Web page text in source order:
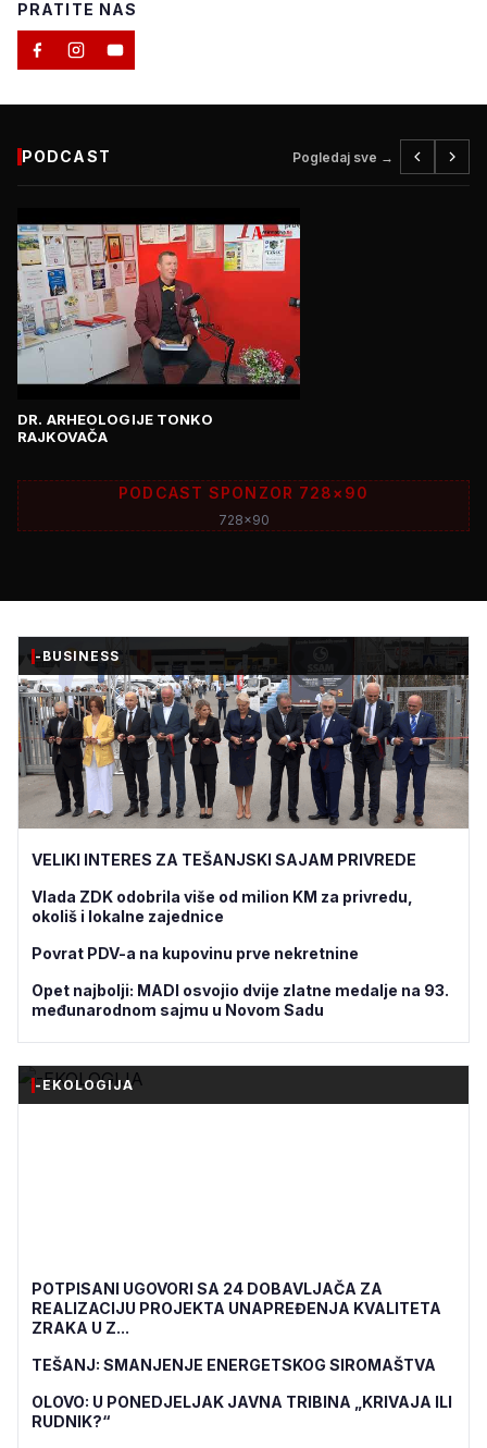
PRATITE NAS
PODCAST Pogledaj sve →
DR. ARHEOLOGIJE TONKO
RAJKOVAČA
PODCAST SPONZOR 728×90
728x90
-BUSINESS
VELIKI INTERES ZA TEŠANJSKI SAJAM PRIVREDE
Vlada ZDK odobrila više od milion KM za privredu,
okoliš i lokalne zajednice
Povrat PDV-a na kupovinu prve nekretnine
Opet najbolji: MADI osvojio dvije zlatne medalje na 93.
međunarodnom sajmu u Novom Sadu
-EKOLOGIJA
POTPISANI UGOVORI SA 24 DOBAVLJAČA ZA
REALIZACIJU PROJEKTA UNAPREĐENJA KVALITETA
ZRAKA U Z...
TEŠANJ: SMANJENJE ENERGETSKOG SIROMAŠTVA
OLOVO: U PONEDJELJAK JAVNA TRIBINA „KRIVAJA ILI
RUDNIK?“